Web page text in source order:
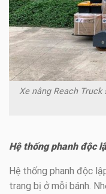
Xe nâng Reach
Hệ thống phanh độc
Hệ thống phanh độc
trang bị ở mỗi bánh.